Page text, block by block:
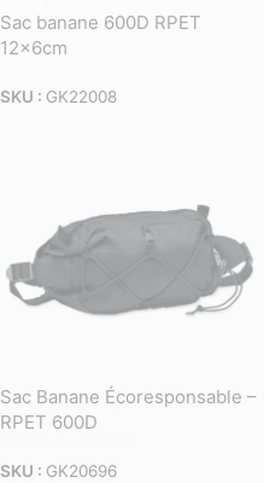
Sac banane 600D RPET
12x6cm
SKU : GK22008
Sac Banane Écoresponsable –
RPET 600D
SKU : GK20696